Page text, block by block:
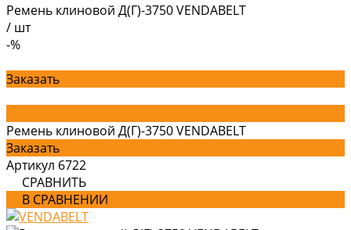
Ремень клиновой Д(Г)-3750 VENDABELT
/ шт
-%
Заказать
Ремень клиновой Д(Г)-3750 VENDABELT
Заказать
Артикул 6722
СРАВНИТЬ
В СРАВНЕНИИ